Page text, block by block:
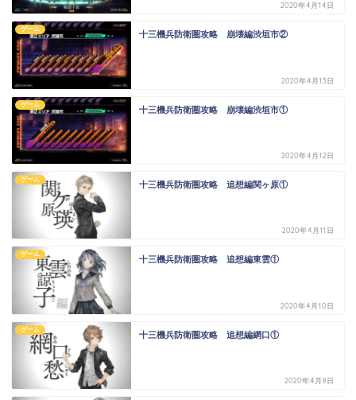
2020年4月14日
ゲーム
十三機兵防衛圏攻略 崩壊編渋垣市②
2020年4月13日
ゲーム
十三機兵防衛圏攻略 崩壊編渋垣市①
2020年4月12日
ゲーム
十三機兵防衛圏攻略 追想編関ヶ原①
2020年4月11日
ゲーム
十三機兵防衛圏攻略 追想編東雲①
2020年4月10日
ゲーム
十三機兵防衛圏攻略 追想編網口①
2020年4月8日